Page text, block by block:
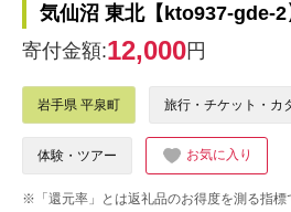
気仙沼 東北【kto937-gde-2
寄付金額:12,000円
岩手県 平泉町 旅行・チケット・カ
体験・ツアー お気に入り
※「還元率」とは返礼品のお得度を測る指標